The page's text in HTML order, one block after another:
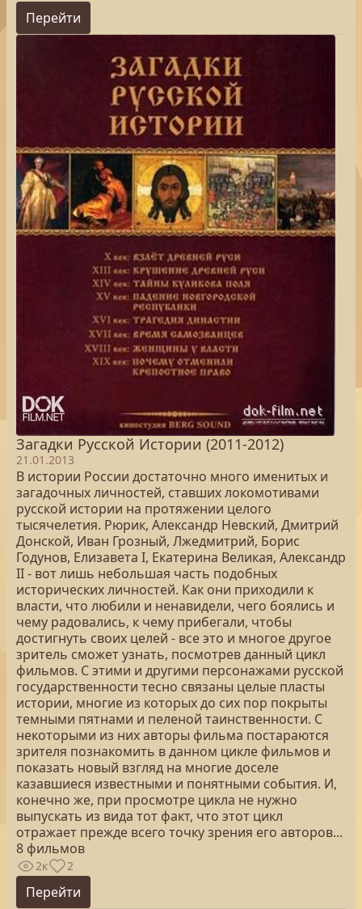
Перейти
Загадки Русской Истории (2011-2012)
21.01.2013
В истории России достаточно много именитых и
загадочных личностей, ставших локомотивами
русской истории на протяжении целого
тысячелетия. Рюрик, Александр Невский, Дмитрий
Донской, Иван Грозный, Лжедмитрий, Борис
Годунов, Елизавета I, Екатерина Великая, Александр
II - вот лишь небольшая часть подобных
исторических личностей. Как они приходили к
власти, что любили и ненавидели, чего боялись и
чему радовались, к чему прибегали, чтобы
достигнуть своих целей - все это и многое другое
зритель сможет узнать, посмотрев данный цикл
фильмов. С этими и другими персонажами русской
государственности тесно связаны целые пласты
истории, многие из которых до сих пор покрыты
темными пятнами и пеленой таинственности. С
некоторыми из них авторы фильма постараются
зрителя познакомить в данном цикле фильмов и
показать новый взгляд на многие доселе
казавшиеся известными и понятными события. И,
конечно же, при просмотре цикла не нужно
выпускать из вида тот факт, что этот цикл
отражает прежде всего точку зрения его авторов...
8 фильмов
2к 2
Перейти